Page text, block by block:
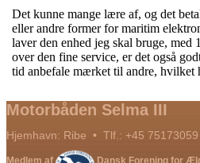
Det kunne mange lære af, og det
eller andre former for maritim
laver den enhed jeg skal bruge, med
over den fine service, er det også
tid anbefale mærket til andre, hvilket
Motorbåden Selma III
Hjemhavn: Ribe • Tlf.: +45
Medlem af Dansk Forening for